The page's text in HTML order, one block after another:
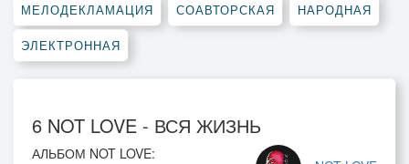
МЕЛОДЕКЛАМАЦИЯ СОАВТОРСКАЯ НАРОДНАЯ
ЭЛЕКТРОННАЯ
6 NOT LOVE - ВСЯ ЖИЗНЬ
АЛЬБОМ NOT LOVE: